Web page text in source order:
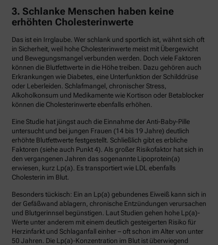
3. Schlanke Menschen haben keine
erhöhten Cholesterinwerte
Das ist ein Irrglaube. Wer schlank und sportlich ist, wähnt sich oft
in Sicherheit, weil hohe Cholesterinwerte meist mit Übergewicht
und Bewegungsmangel verbunden werden. Doch viele Faktoren
können die Blutfettwerte in die Höhe treiben. Dazu gehören auch
Erkrankungen wie Diabetes, eine Unterfunktion der Schilddrüse
oder Leberleiden. Schlafmangel, chronischer Stress,
Alkoholkonsum und Medikamente wie Kortison oder Betablocker
können die Cholesterinwerte ebenfalls erhöhen.
Eine Studie hat jüngst auch die Einnahme der Anti-Baby-Pille
untersucht und bei jungen Frauen (14 bis 19 Jahre) deutlich
erhöhte Blutfettwerte festgestellt. Schließlich gibt es erbliche
Faktoren (siehe auch Punkt 4). Als großer Risikofaktor hat sich in
den vergangenen Jahren das sogenannte Lipoprotein(a)
erwiesen, kurz Lp(a). Es transportiert wie LDL ebenfalls
Cholesterin im Blut.
Besonders tückisch: Ein an Lp(a) gebundenes Eiweiß kann sich in
der Gefäßwand ablagern, chronische Entzündungen verursachen
und Blutgerinnsel begünstigen. Laut Studien gehen hohe Lp(a)-
Werte unter anderem mit einem deutlich gesteigerten Risiko für
Herzinfarkt und Schlaganfall einher – oft schon im Alter von unter
50 Jahren. Die Lp(a)-Konzentration im Blut ist überwiegend